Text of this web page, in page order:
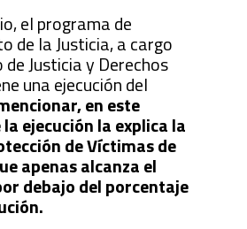
el programa de
de la Justicia, a cargo
Justicia y Derechos
una ejecución del
en este
ejecución la explica la
de Víctimas de
apenas alcanza el
debajo del porcentaje